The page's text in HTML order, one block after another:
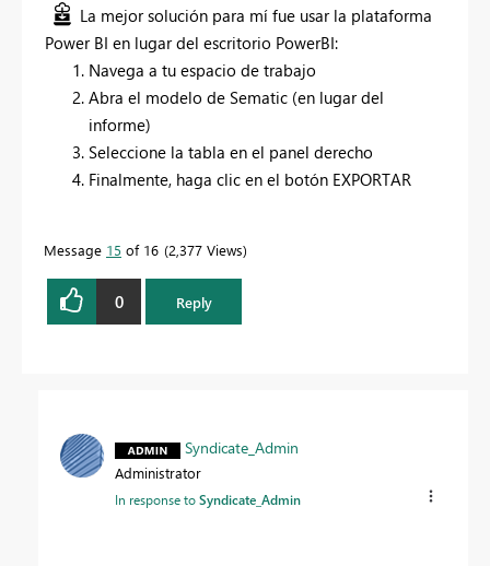
La mejor solución para mí fue usar la plataforma
Power BI en lugar del escritorio PowerBI:
Navega a tu espacio de trabajo
Abra el modelo de Sematic (en lugar del
informe)
Seleccione la tabla en el panel derecho
Finalmente, haga clic en el botón EXPORTAR
Message 15 of 16 2,377 Views
0 Reply
Syndicate_Admin
Administrator
In response toSyndicate_Admin